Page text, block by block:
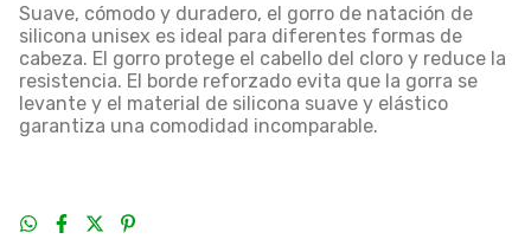
Suave, cómodo y duradero, el gorro de natación de
silicona unisex es ideal para diferentes formas de
cabeza. El gorro protege el cabello del cloro y reduce la
resistencia. El borde reforzado evita que la gorra se
levante y el material de silicona suave y elástico
garantiza una comodidad incomparable.